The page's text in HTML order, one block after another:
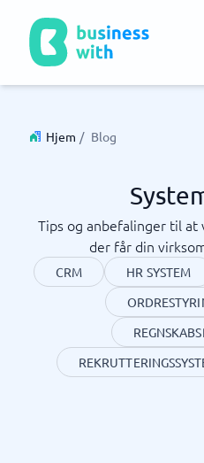
Hjem / Blog
Tips og anbefalinger til
der får din
CRM HR SYSTEM